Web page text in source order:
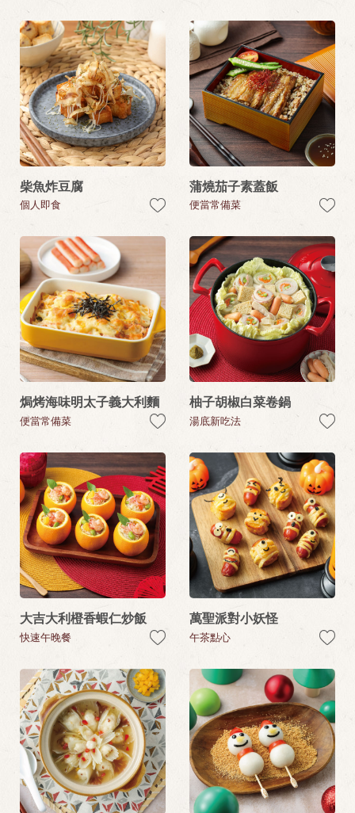
柴魚炸豆腐
個人即食
蒲燒茄子素蓋飯
便當常備菜
焗烤海味明太子義大利麵
便當常備菜
柚子胡椒白菜卷鍋
湯底新吃法
大吉大利橙香蝦仁炒飯
快速午晚餐
萬聖派對小妖怪
午茶點心